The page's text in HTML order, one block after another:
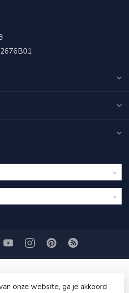
onze website, ga je akkoord